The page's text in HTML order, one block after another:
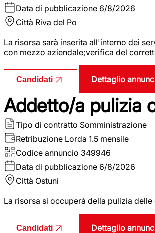
Data di pubblicazione 6/8/2026
Città Riva del Po
La risorsa sarà inserita all'interno dei
con mezzo aziendale;verifica del
Candidati Dettaglio
Addetto/a pulizia
Tipo di contratto Somministrazione
Retribuzione Lorda 1.5 mensile
Codice annuncio 349946
Data di pubblicazione 6/8/2026
Città Ostuni
La risorsa si occuperà della pulizia
Candidati Dettaglio